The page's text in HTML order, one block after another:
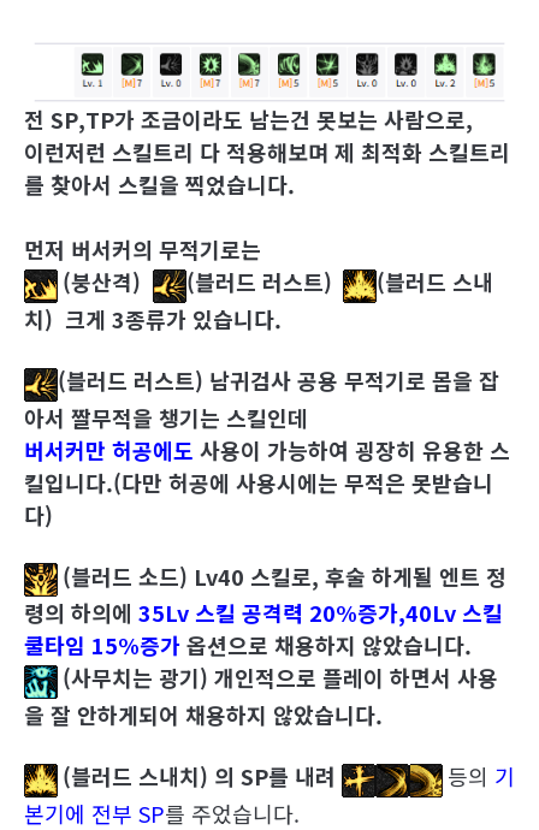
전 SP,TP가 조금이라도 남는건 못보는 사람으로,
이런저런 스킬트리 다 적용해보며 제 최적화 스킬트리
를 찾아서 스킬을 찍었습니다.
먼저 버서커의 무적기로는
(붕산격) (블러드 러스트) (블러드 스내
치) 크게 3종류가 있습니다.
(블러드 러스트) 남귀검사 공용 무적기로 몹을 잡
아서 짤무적을 챙기는 스킬인데
버서커만 허공에도 사용이 가능하여 굉장히 유용한 스
킬입니다.(다만 허공에 사용시에는 무적은 못받습니
다)
(블러드 소드) Lv40 스킬로, 후술 하게될 엔트 정
령의 하의에 35Lv 스킬 공격력 20%증가,40Lv 스킬
쿨타임 15%증가옵션으로 채용하지 않았습니다.
(사무치는 광기) 개인적으로 플레이 하면서 사용
을 잘 안하게되어 채용하지 않았습니다.
(블러드 스내치) 의 SP를 내려 등의 기
본기에 전부 SP를 주었습니다.